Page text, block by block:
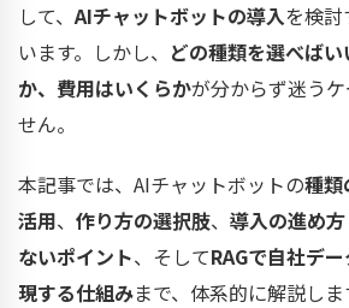
して、AIチャットボットの導入を検
います。しかし、 どの種類を選べば
か、費用はいくらかが分からず迷う
せん。
本記事では、AIチャットボットの種類
活用、 作り方の選択肢、 導入の進め
ないポイント、そしてRAGで自社デ
現する仕組みまで、体系的に解説しま